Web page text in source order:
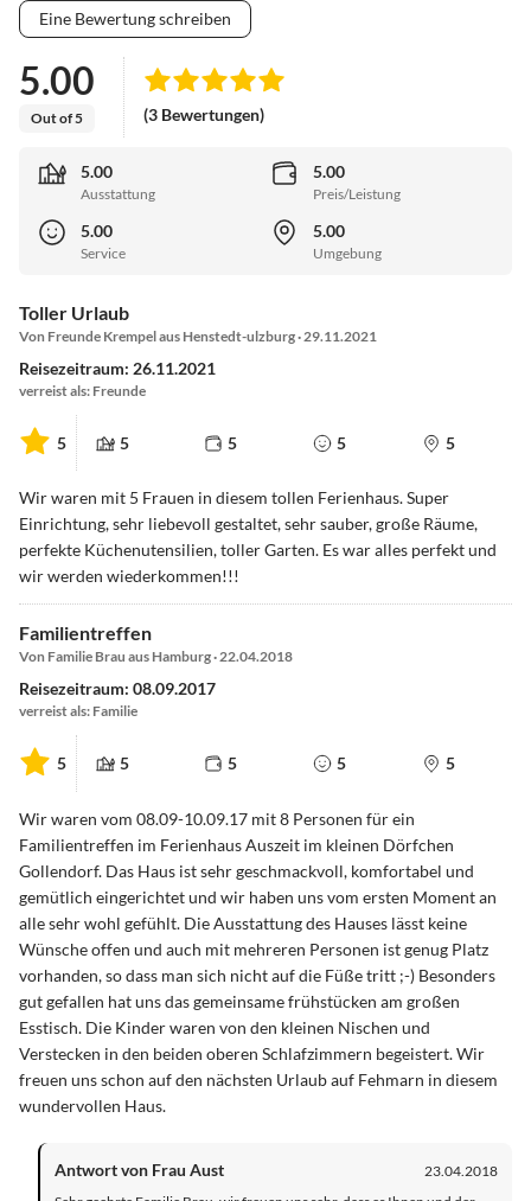
Eine Bewertung schreiben
5.00
Out of 5 (3 Bewertungen)
5.00
Ausstattung
5.00
Preis/Leistung
5.00
Service
5.00
Umgebung
Toller Urlaub
Von Freunde Krempel aus Henstedt-ulzburg · 29.11.2021
Reisezeitraum: 26.11.2021
verreist als: Freunde
5 5 5 5 5
Wir waren mit 5 Frauen in diesem tollen Ferienhaus. Super
Einrichtung, sehr liebevoll gestaltet, sehr sauber, große Räume,
perfekte Küchenutensilien, toller Garten. Es war alles perfekt und
wir werden wiederkommen!!!
Familientreffen
Von Familie Brau aus Hamburg · 22.04.2018
Reisezeitraum: 08.09.2017
verreist als: Familie
5 5 5 5 5
Wir waren vom 08.09-10.09.17 mit 8 Personen für ein
Familientreffen im Ferienhaus Auszeit im kleinen Dörfchen
Gollendorf. Das Haus ist sehr geschmackvoll, komfortabel und
gemütlich eingerichtet und wir haben uns vom ersten Moment an
alle sehr wohl gefühlt. Die Ausstattung des Hauses lässt keine
Wünsche offen und auch mit mehreren Personen ist genug Platz
vorhanden, so dass man sich nicht auf die Füße tritt ;-) Besonders
gut gefallen hat uns das gemeinsame frühstücken am großen
Esstisch. Die Kinder waren von den kleinen Nischen und
Verstecken in den beiden oberen Schlafzimmern begeistert. Wir
freuen uns schon auf den nächsten Urlaub auf Fehmarn in diesem
wundervollen Haus.
Antwort von Frau Aust
23.04.2018